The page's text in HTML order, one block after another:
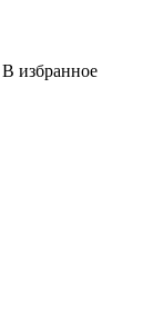
В избранное